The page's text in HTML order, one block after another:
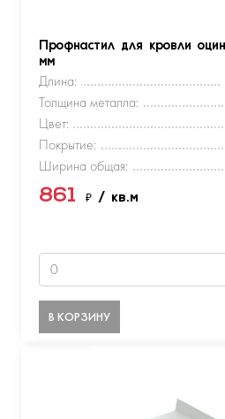
Профнастил для кровли
мм
Длина:
Толщина металла:
Цвет:
Покрытие:
Ширина общая:
861 ₽ / кв.м
В КОРЗИНУ